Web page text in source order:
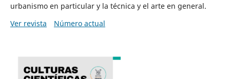
urbanismo en particular y la técnica y el arte en general.
Ver revista
Número actual